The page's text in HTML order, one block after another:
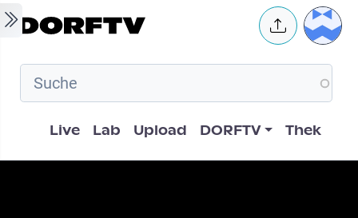
Skip to main content User
Hauptnavigation
Live Lab Upload DORFTV Thek